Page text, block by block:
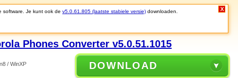
software. Je kunt ook de v5.0.61.805 (laatste stabiele versie) downloaden. X
Phones Converter v5.0.51.1015
/ WinXP
DOWNLOAD